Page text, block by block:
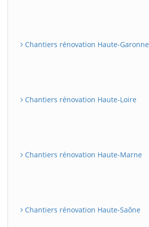
Chantiers rénovation Haute-Garonne
Chantiers rénovation Haute-Loire
Chantiers rénovation Haute-Marne
Chantiers rénovation Haute-Saône